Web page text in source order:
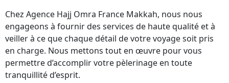
Chez Agence Hajj Omra France Makkah, nous nous
engageons à fournir des services de haute qualité et à
veiller à ce que chaque détail de votre voyage soit pris
en charge. Nous mettons tout en œuvre pour vous
permettre d’accomplir votre pèlerinage en toute
tranquillité d’esprit.